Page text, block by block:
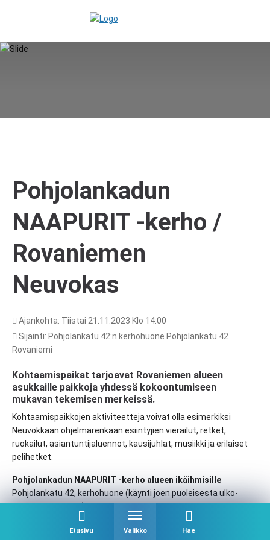
Etusivu Valikko Hae
Pohjolankadun
NAAPURIT -kerho /
Rovaniemen
Neuvokas
Ajankohta: Tiistai 21.11.2023 Klo 14:00
Sijainti: Pohjolankatu 42:n kerhohuone Pohjolankatu 42
Rovaniemi
Kohtaamispaikat tarjoavat Rovaniemen alueen
asukkaille paikkoja yhdessä kokoontumiseen
mukavan tekemisen merkeissä.
Kohtaamispaikkojen aktiviteetteja voivat olla esimerkiksi
Neuvokkaan ohjelmarenkaan esiintyjien vierailut, retket,
ruokailut, asiantuntijaluennot, kausijuhlat, musiikki ja erilaiset
pelihetket.
Pohjolankadun NAAPURIT -kerho alueen ikäihmisille
Pohjolankatu 42, kerhohuone (käynti joen puoleisesta ulko-
Kokoontumiset 29.8. alkaen joka toinen tiistai klo 14.00-15.00.